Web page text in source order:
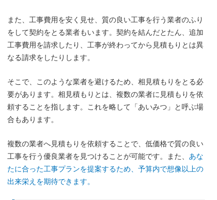
また、工事費用を安く見せ、質の良い工事を行う業者のふり
をして契約をとる業者もいます。契約を結んだとたん、追加
工事費用を請求したり、工事が終わってから見積もりとは異
なる請求をしたりします。
そこで、このような業者を避けるため、相見積もりをとる必
要があります。相見積もりとは、複数の業者に見積もりを依
頼することを指します。これを略して「あいみつ」と呼ぶ場
合もあります。
複数の業者へ見積もりを依頼することで、低価格で質の良い
工事を行う優良業者を見つけることが可能です。また、 あな
たに合った工事プランを提案するため、予算内で想像以上の
出来栄えを期待できます。